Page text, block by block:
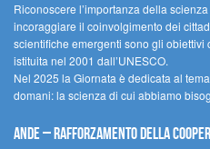
Riconoscere l’importanza della
incoraggiare il coinvolgimento dei
scientifiche emergenti sono gli obiettivi
istituita nel 2001 dall’UNESCO.
Nel 2025 la Giornata è dedicata al
domani: la scienza di cui abbiamo
Ande – Rafforzamento della